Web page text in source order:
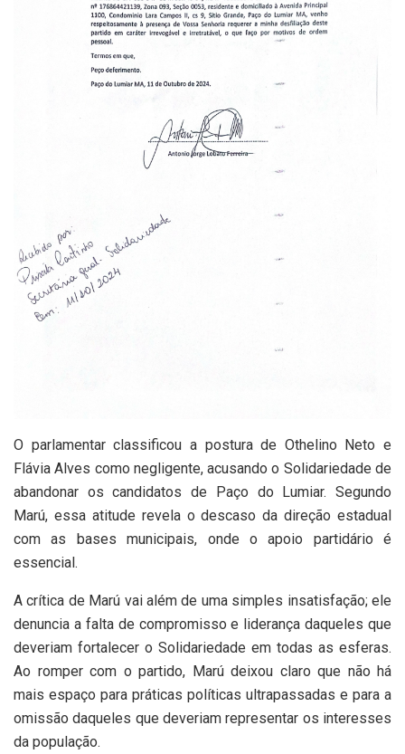
O parlamentar classificou a postura de Othelino Neto e
Flávia Alves como negligente, acusando o Solidariedade de
abandonar os candidatos de Paço do Lumiar. Segundo
Marú, essa atitude revela o descaso da direção estadual
com as bases municipais, onde o apoio partidário é
essencial.
A crítica de Marú vai além de uma simples insatisfação; ele
denuncia a falta de compromisso e liderança daqueles que
deveriam fortalecer o Solidariedade em todas as esferas.
Ao romper com o partido, Marú deixou claro que não há
mais espaço para práticas políticas ultrapassadas e para a
omissão daqueles que deveriam representar os interesses
da população.